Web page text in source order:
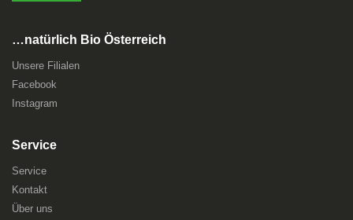
…natürlich Bio Österreich
Unsere Filialen
Facebook
Instagram
Service
Service
Kontakt
Über uns